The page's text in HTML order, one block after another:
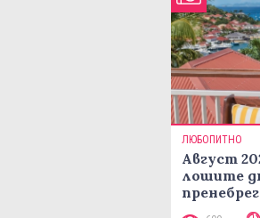
ЛЮБОПИТНО
Август
лошите